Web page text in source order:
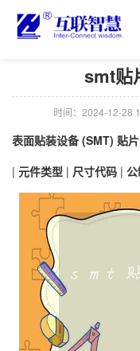
smt贴
时间：2024-12-28
表面贴装设备 (SMT) 贴
| 元件类型 | 尺寸代码 |